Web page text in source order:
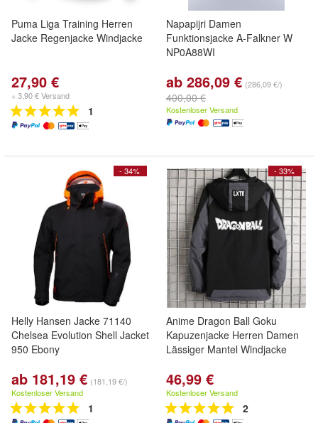
Puma Liga Training Herren
Jacke Regenjacke Windjacke
27,90 €
+ 3,90 € Versand
1
Napapijri Damen
Funktionsjacke A-Falkner W
NP0A88WI
ab 286,09 € (286,09 €/)
400,00 €
Kostenloser Versand
- 34%
Helly Hansen Jacke 71140
Chelsea Evolution Shell Jacket
950 Ebony
ab 181,19 € (181,19 €/)
Kostenloser Versand
1
- 33%
Anime Dragon Ball Goku
Kapuzenjacke Herren Damen
Lässiger Mantel Windjacke
46,99 €
Kostenloser Versand
2